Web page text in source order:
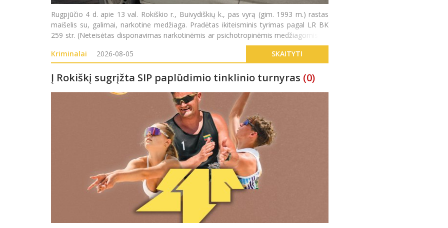
Rugpjūčio 4 d. apie 13 val. Rokiškio r., Buivydiškių k., pas vyrą (gim. 1993 m.) rastas
maišelis su, galimai, narkotine medžiaga. Pradėtas ikiteisminis tyrimas pagal LR BK
259 str. (Neteisėtas disponavimas narkotinėmis ar psichotropinėmis medžiagomis be
Kriminalai
2026-08-05 SKAITYTI
Į Rokiškį sugrįžta SIP paplūdimio tinklinio turnyras (0)